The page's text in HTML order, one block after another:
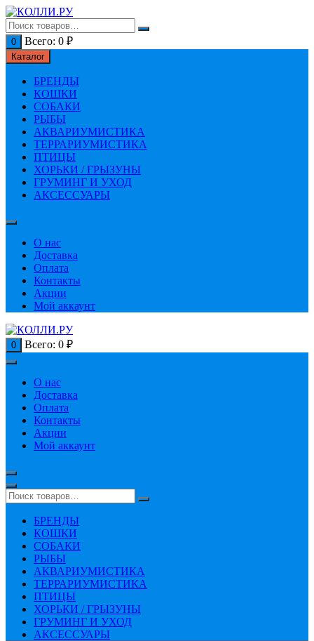
Перейти
к
содержимому
0 Всего: 0 ₽
Каталог
БРЕНДЫ
КОШКИ
СОБАКИ
РЫБЫ
АКВАРИУМИСТИКА
ТЕРРАРИУМИСТИКА
ПТИЦЫ
ХОРЬКИ / ГРЫЗУНЫ
ГРУМИНГ И УХОД
АКСЕССУАРЫ
О нас
Доставка
Оплата
Контакты
Акции
Мой аккаунт
0 Всего: 0 ₽
О нас
Доставка
Оплата
Контакты
Акции
Мой аккаунт
БРЕНДЫ
КОШКИ
СОБАКИ
РЫБЫ
АКВАРИУМИСТИКА
ТЕРРАРИУМИСТИКА
ПТИЦЫ
ХОРЬКИ / ГРЫЗУНЫ
ГРУМИНГ И УХОД
АКСЕССУАРЫ